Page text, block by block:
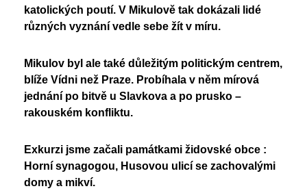
DofE
katolických poutí. V Mikulově tak dokázali lidé
různých vyznání vedle sebe žít v míru.
Mikulov byl ale také důležitým politickým centrem,
blíže Vídni než Praze. Probíhala v něm mírová
jednání po bitvě u Slavkova a po prusko –
rakouském konfliktu.
Exkurzi jsme začali památkami židovské obce :
Horní synagogou, Husovou ulicí se zachovalými
domy a mikví.